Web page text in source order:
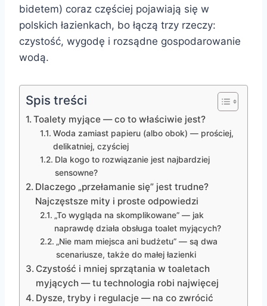
bidetem) coraz częściej pojawiają się w
polskich łazienkach, bo łączą trzy rzeczy:
czystość, wygodę i rozsądne gospodarowanie
wodą.
Spis treści
Toalety myjące — co to właściwie jest?
Woda zamiast papieru (albo obok) — prościej,
delikatniej, czyściej
Dla kogo to rozwiązanie jest najbardziej
sensowne?
Dlaczego „przełamanie się” jest trudne?
Najczęstsze mity i proste odpowiedzi
„To wygląda na skomplikowane” — jak
naprawdę działa obsługa toalet myjących?
„Nie mam miejsca ani budżetu” — są dwa
scenariusze, także do małej łazienki
Czystość i mniej sprzątania w toaletach
myjących — tu technologia robi najwięcej
Dysze, tryby i regulacje — na co zwrócić